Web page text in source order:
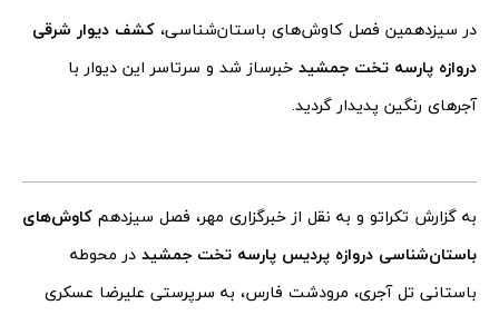
در سیزدهمین فصل کاوش‌های باستان‌شناسی، کشف دیوار شرقی
دروازه پارسه تخت جمشید خبرساز شد و سرتاسر این دیوار با
آجرهای رنگین پدیدار گردید.
به گزارش تکراتو و به نقل از خبرگزاری مهر، فصل سیزدهم کاوش‌های
باستان‌شناسی دروازه پردیس پارسه تخت جمشید در محوطه
باستانی تل آجری، مرودشت فارس، به سرپرستی علیرضا عسکری